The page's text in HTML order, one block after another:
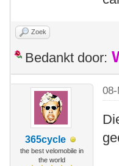
Zoek
Bedankt door:
365cycle
the best velomobile in
the world